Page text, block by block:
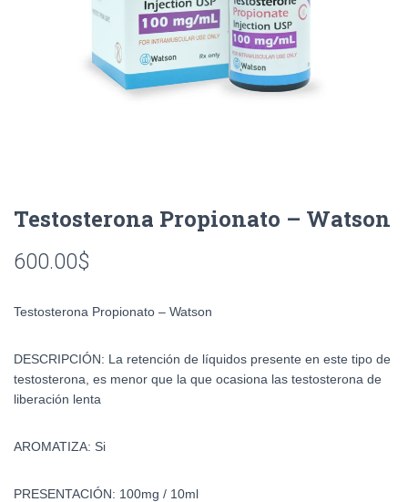
Testosterona Propionato – Watson
600.00$
Testosterona Propionato – Watson
DESCRIPCIÓN: La retención de líquidos presente en este tipo de
testosterona, es menor que la que ocasiona las testosterona de
liberación lenta
AROMATIZA: Si
PRESENTACIÓN: 100mg / 10ml